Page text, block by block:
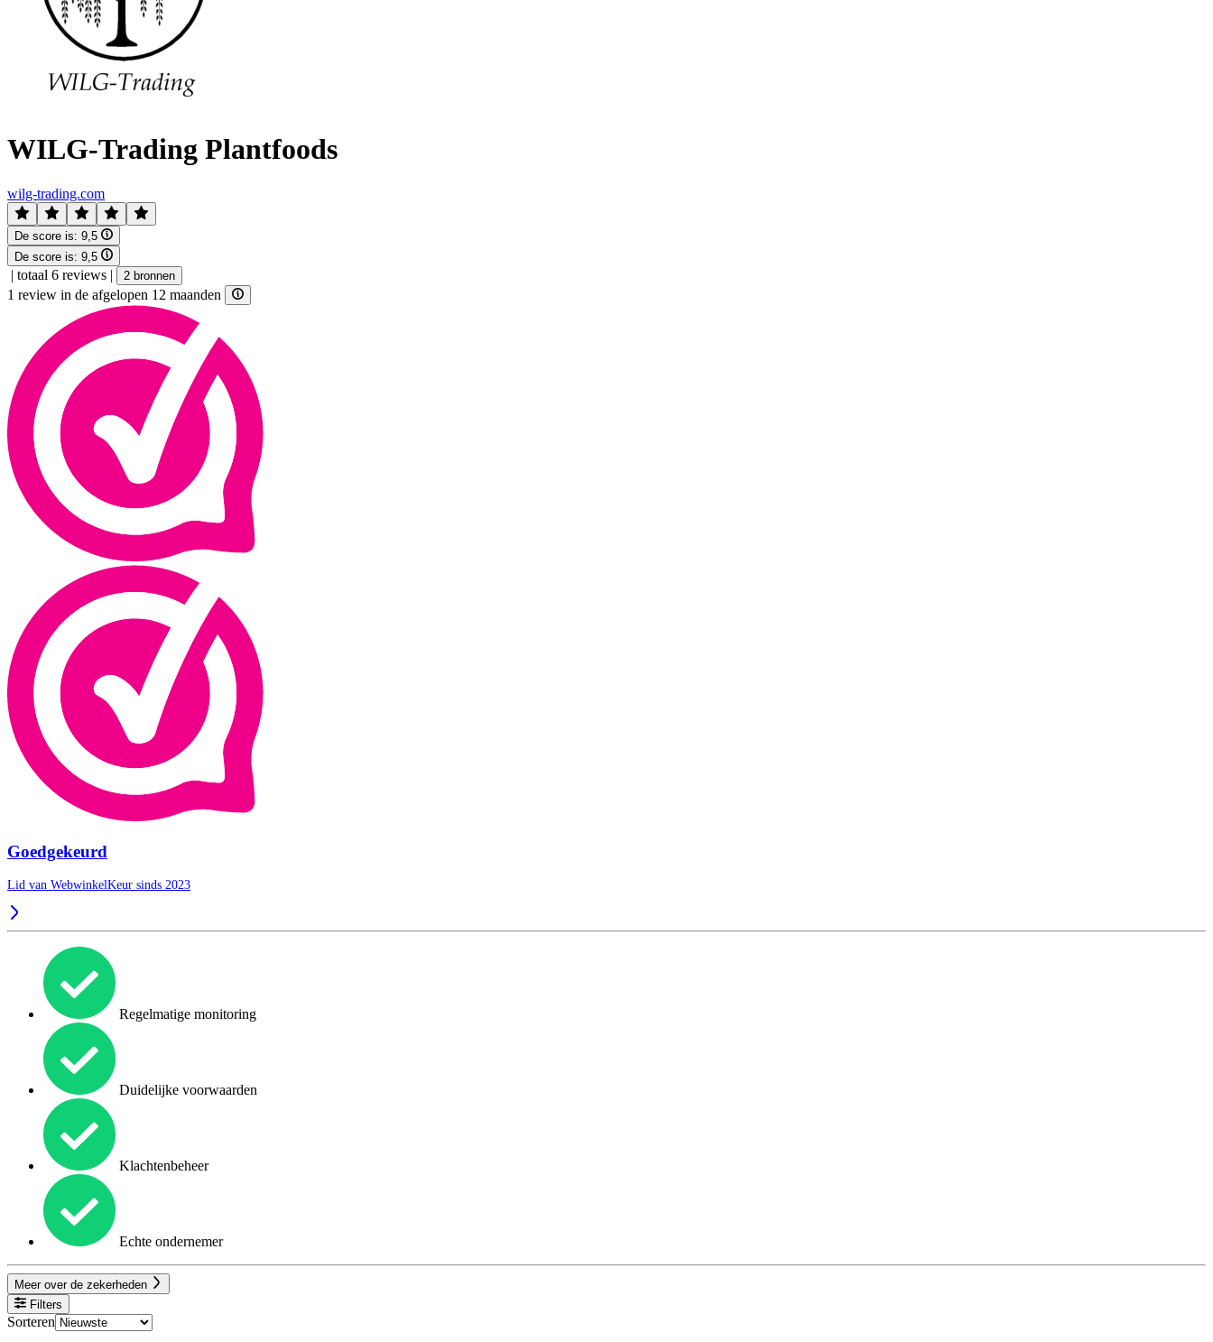
WILG-Trading Plantfoods
wilg-trading.com
De score is: 9,5
De score is: 9,5
| totaal 6 reviews | 2 bronnen
1 review in de afgelopen 12 maanden
Goedgekeurd
Lid van WebwinkelKeur sinds 2023
Regelmatige monitoring
Duidelijke voorwaarden
Klachtenbeheer
Echte ondernemer
Meer over de zekerheden
Filters
Sorteren